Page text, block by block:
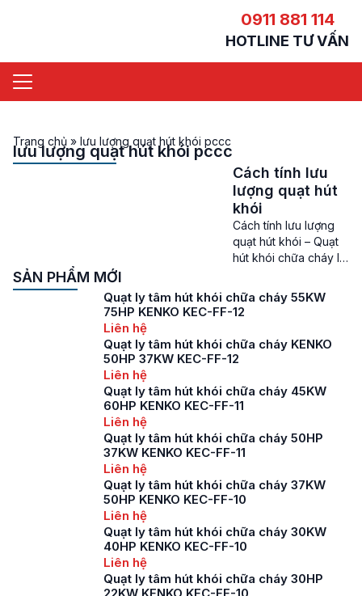
0911 881 114
HOTLINE TƯ VẤN
Trang chủ » lưu lượng quạt hút khói pccc
lưu lượng quạt hút khói pccc
Cách tính lưu
lượng quạt hút
khói
Cách tính lưu lượng
quạt hút khói – Quạt
hút khói chữa cháy là
bị vô cùng quan
trọng trong các hệ
khói để giúp đảm bảo
không khí luôn được
không khí trong lành
và đáp ứng mọi tiêu
SẢN PHẨM MỚI
Quạt ly tâm hút khói chữa cháy 55KW
75HP KENKO KEC-FF-12
Liên hệ
Quạt ly tâm hút khói chữa cháy KENKO
50HP 37KW KEC-FF-12
Liên hệ
Quạt ly tâm hút khói chữa cháy 45KW
60HP KENKO KEC-FF-11
Liên hệ
Quạt ly tâm hút khói chữa cháy 50HP
37KW KENKO KEC-FF-11
Liên hệ
Quạt ly tâm hút khói chữa cháy 37KW
50HP KENKO KEC-FF-10
Liên hệ
Quạt ly tâm hút khói chữa cháy 30KW
40HP KENKO KEC-FF-10
Liên hệ
Quạt ly tâm hút khói chữa cháy 30HP